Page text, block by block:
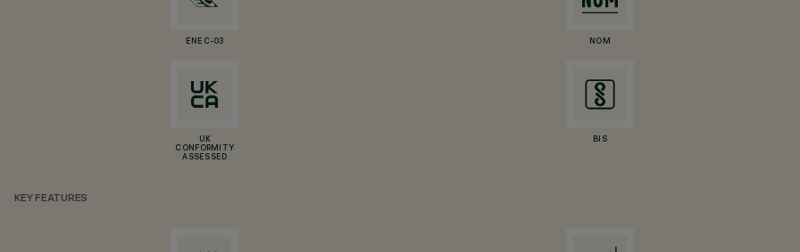
ENEC-03 NOM
UK
CONFORMITY
ASSESSED
BIS
KEY FEATURES